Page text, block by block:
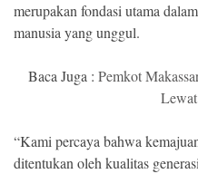
merupakan fondasi utama
manusia yang unggul.
Baca Juga : Pemkot
“Kami percaya bahwa
ditentukan oleh kualitas